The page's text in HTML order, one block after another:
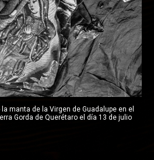
manta de la Virgen de Guadalupe en el
Gorda de Querétaro el día 13 de julio